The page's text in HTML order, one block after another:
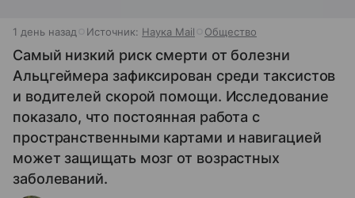
1 день назад Источник: Наука Mail Общество
Самый низкий риск смерти от болезни
Альцгеймера зафиксирован среди таксистов
и водителей скорой помощи. Исследование
показало, что постоянная работа с
пространственными картами и навигацией
может защищать мозг от возрастных
заболеваний.